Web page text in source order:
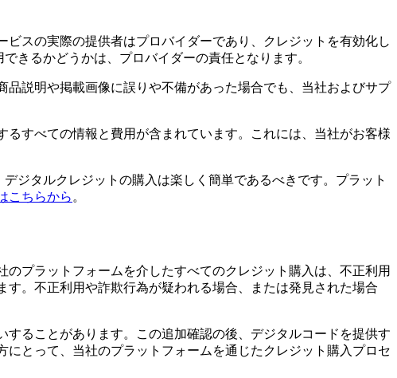
スの実際の提供者はプロバイダーであり、クレジットを有効化し
きるかどうかは、プロバイダーの責任となります。
説明や掲載画像に誤りや不備があった場合でも、当社およびサプ
すべての情報と費用が含まれています。これには、当社がお客様
ジタルクレジットの購入は楽しく簡単であるべきです。プラット
こちらから 。
プラットフォームを介したすべてのクレジット購入は、不正利用
。不正利用や詐欺行為が疑われる場合、または発見された場合
ることがあります。この追加確認の後、デジタルコードを提供す
とって、当社のプラットフォームを通じたクレジット購入プロセ